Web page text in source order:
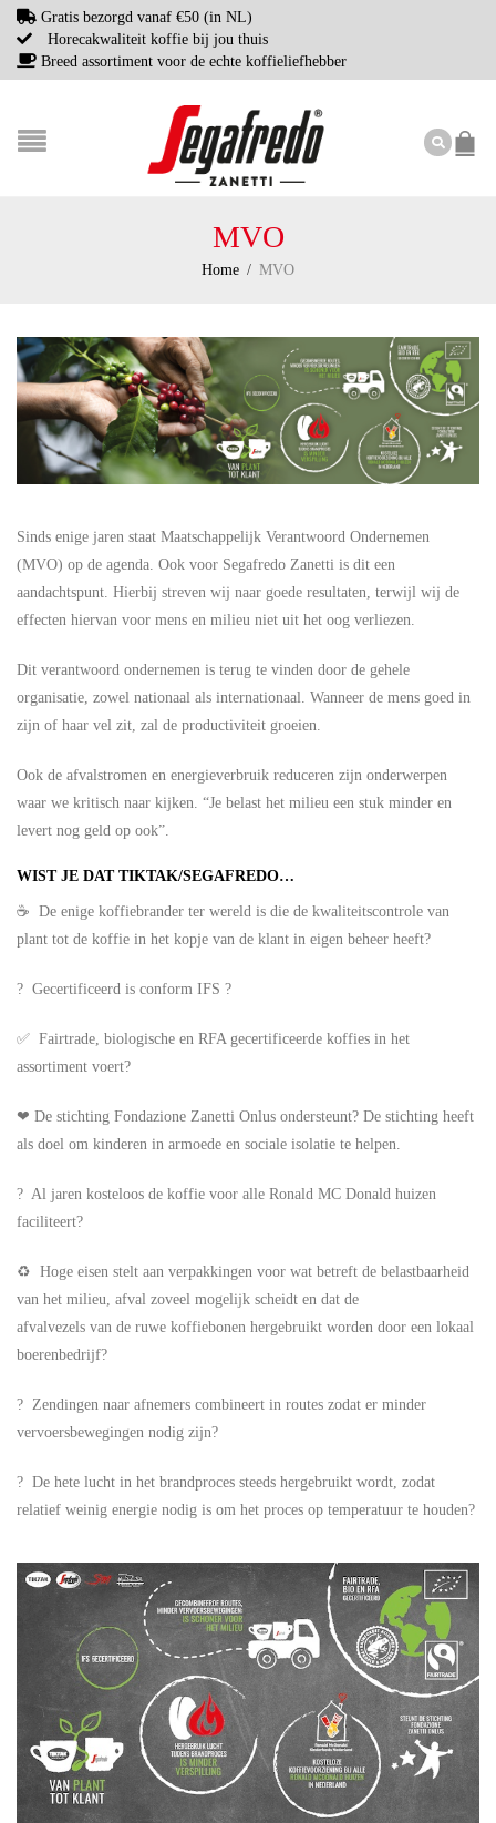
Gratis bezorgd vanaf €50 (in NL)
Horecakwaliteit koffie bij jou thuis
Breed assortiment voor de echte koffieliefhebber
MVO
Home / MVO
Sinds enige jaren staat Maatschappelijk Verantwoord Ondernemen
(MVO) op de agenda. Ook voor Segafredo Zanetti is dit een
aandachtspunt. Hierbij streven wij naar goede resultaten, terwijl wij de
effecten hiervan voor mens en milieu niet uit het oog verliezen.
Dit verantwoord ondernemen is terug te vinden door de gehele
organisatie, zowel nationaal als internationaal. Wanneer de mens goed in
zijn of haar vel zit, zal de productiviteit groeien.
Ook de afvalstromen en energieverbruik reduceren zijn onderwerpen
waar we kritisch naar kijken. “Je belast het milieu een stuk minder en
levert nog geld op ook”.
WIST JE DAT TIKTAK/SEGAFREDO…
☕ De enige koffiebrander ter wereld is die de kwaliteitscontrole van
plant tot de koffie in het kopje van de klant in eigen beheer heeft?
? Gecertificeerd is conform IFS ?
✅ Fairtrade, biologische en RFA gecertificeerde koffies in het
assortiment voert?
❤ De stichting Fondazione Zanetti Onlus ondersteunt? De stichting heeft
als doel om kinderen in armoede en sociale isolatie te helpen.
? Al jaren kosteloos de koffie voor alle Ronald MC Donald huizen
faciliteert?
♻ Hoge eisen stelt aan verpakkingen voor wat betreft de belastbaarheid
van het milieu, afval zoveel mogelijk scheidt en dat de
afvalvezels van de ruwe koffiebonen hergebruikt worden door een lokaal
boerenbedrijf?
? Zendingen naar afnemers combineert in routes zodat er minder
vervoersbewegingen nodig zijn?
? De hete lucht in het brandproces steeds hergebruikt wordt, zodat
relatief weinig energie nodig is om het proces op temperatuur te houden?